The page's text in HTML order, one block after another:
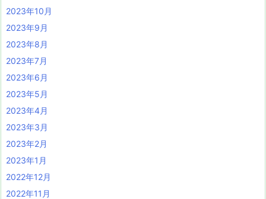
2023年10月
2023年9月
2023年8月
2023年7月
2023年6月
2023年5月
2023年4月
2023年3月
2023年2月
2023年1月
2022年12月
2022年11月